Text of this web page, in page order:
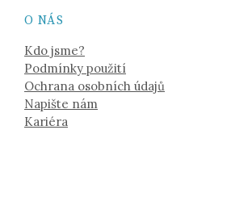
O NÁS
Kdo jsme?
Podmínky použití
Ochrana osobních údajů
Napište nám
Kariéra